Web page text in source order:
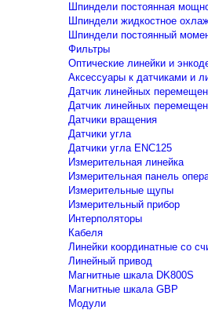
Шпиндели постоянная
Шпиндели жидкостное
Шпиндели постоянный
Фильтры
Оптические линейки и
Аксессуары к датчиками и
Датчик линейных
Датчик линейных
Датчики вращения
Датчики угла
Датчики угла ENC125
Измерительная линейка
Измерительная панель
Измерительные щупы
Измерительный прибор
Интерполяторы
Кабеля
Линейки координатные со
Линейный привод
Магнитные шкала DK800S
Магнитные шкала GBP
Модули